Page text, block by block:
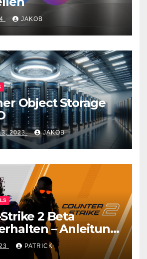
JAKOB
Object Storage
2023 JAKOB
2 Beta
– Anleitung
GO Nachfolger
PATRICK